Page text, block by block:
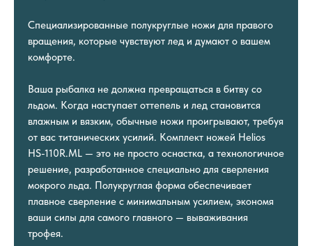
Специализированные полукруглые ножи для правого
вращения, которые чувствуют лед и думают о вашем
комфорте.
Ваша рыбалка не должна превращаться в битву со
льдом. Когда наступает оттепель и лед становится
влажным и вязким, обычные ножи проигрывают, требуя
от вас титанических усилий. Комплект ножей Helios
HS-110R.ML — это не просто оснастка, а технологичное
решение, разработанное специально для сверления
мокрого льда. Полукруглая форма обеспечивает
плавное сверление с минимальным усилием, экономя
ваши силы для самого главного — вываживания
трофея.